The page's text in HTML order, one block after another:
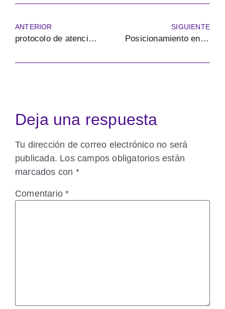
ANTERIOR
protocolo de atención al paciente
SIGUIENTE
Posicionamiento en YouTube
Deja una respuesta
Tu dirección de correo electrónico no será
publicada. Los campos obligatorios están
marcados con *
Comentario*